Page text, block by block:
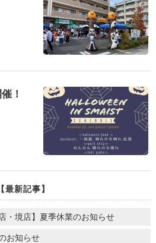
！
【最新記事】
・境店】夏季休業のお知らせ
お知らせ